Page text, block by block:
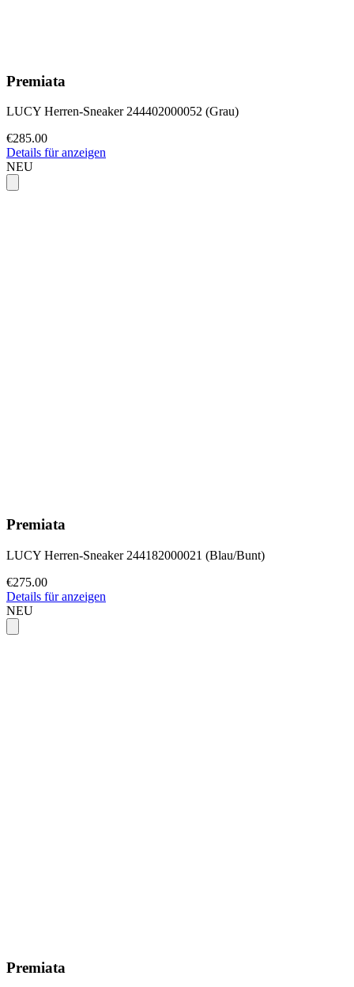
Premiata
LUCY Herren-Sneaker 244402000052 (Grau)
€285.00
Details für anzeigen
NEU
Premiata
LUCY Herren-Sneaker 244182000021 (Blau/Bunt)
€275.00
Details für anzeigen
NEU
Premiata